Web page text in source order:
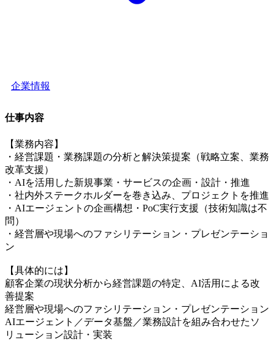
企業情報
仕事内容
【業務内容】
・経営課題・業務課題の分析と解決策提案（戦略立案、業務
改革支援）
・AIを活用した新規事業・サービスの企画・設計・推進
・社内外ステークホルダーを巻き込み、プロジェクトを推進
・AIエージェントの企画構想・PoC実行支援（技術知識は不
問）
・経営層や現場へのファシリテーション・プレゼンテーショ
ン
【具体的には】
顧客企業の現状分析から経営課題の特定、AI活用による改
善提案
経営層や現場へのファシリテーション・プレゼンテーション
AIエージェント／データ基盤／業務設計を組み合わせたソ
リューション設計・実装